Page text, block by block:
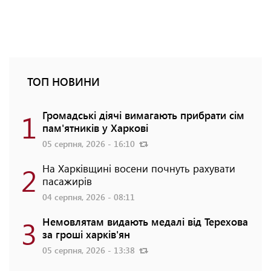
ТОП НОВИНИ
1 Громадські діячі вимагають прибрати сім
пам'ятників у Харкові
05 серпня, 2026 - 16:10
2 На Харківщині восени почнуть рахувати
пасажирів
04 серпня, 2026 - 08:11
3 Немовлятам видають медалі від Терехова
за гроші харків'ян
05 серпня, 2026 - 13:38